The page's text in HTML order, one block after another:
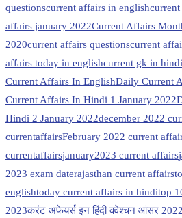
questionscurrent affairs in english
affairs january 2022Current Affairs
2020current affairs questionscurrent
affairs today in englishcurrent gk in hindi
Current Affairs In EnglishDaily Current
Current Affairs In Hindi 1 January 2022
Hindi 2 January 2022december 2022
currentaffairsFebruary 2022 current
currentaffairsjanuary2023 current affairs
2023 exam daterajasthan current affairs
englishtoday current affairs in hinditop
2023करंट अफेयर्स इन हिंदी क्वेश्चन आंसर